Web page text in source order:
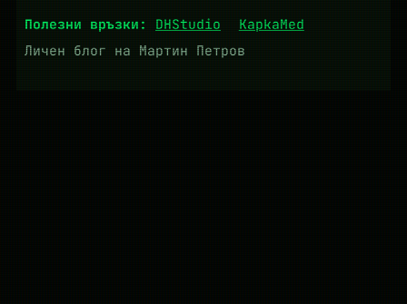
Полезни връзки: DHStudio
KapkaMed
Личен блог на Мартин Петров